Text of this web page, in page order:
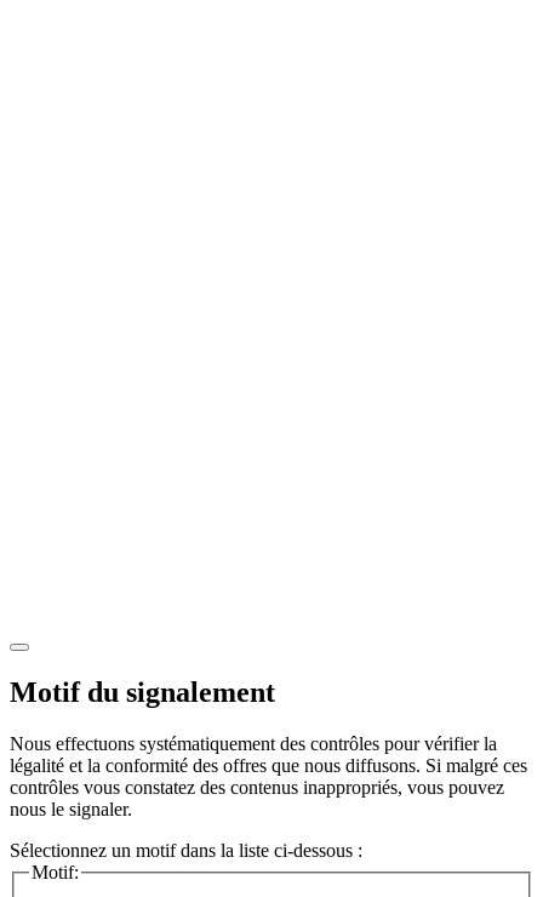
Motif du signalement
Nous effectuons systématiquement des contrôles pour vérifier la
légalité et la conformité des offres que nous diffusons. Si malgré ces
contrôles vous constatez des contenus inappropriés, vous pouvez
nous le signaler.
Sélectionnez un motif dans la liste ci-dessous :
Motif: